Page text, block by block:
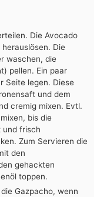
Die Avocado
Die
waschen, die
pellen. Ein paar
Seite legen. Diese
und dem
cremig mixen. Evtl.
bis die
und frisch
Zum Servieren die
den
gehackten
toppen.
Gazpacho, wenn